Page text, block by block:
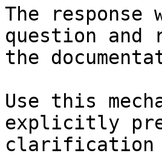
The
question and
the
Use this
explicitly
clarification